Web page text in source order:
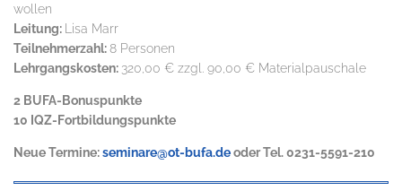
wollen
Leitung: Lisa Marr
Teilnehmerzahl:8 Personen
Lehrgangskosten: 320,00 € zzgl. 90,00 € Materialpauschale
2 BUFA-Bonuspunkte
10 IQZ-Fortbildungspunkte
Neue Termine:seminare@ot-bufa.deoder Tel. 0231-5591-210